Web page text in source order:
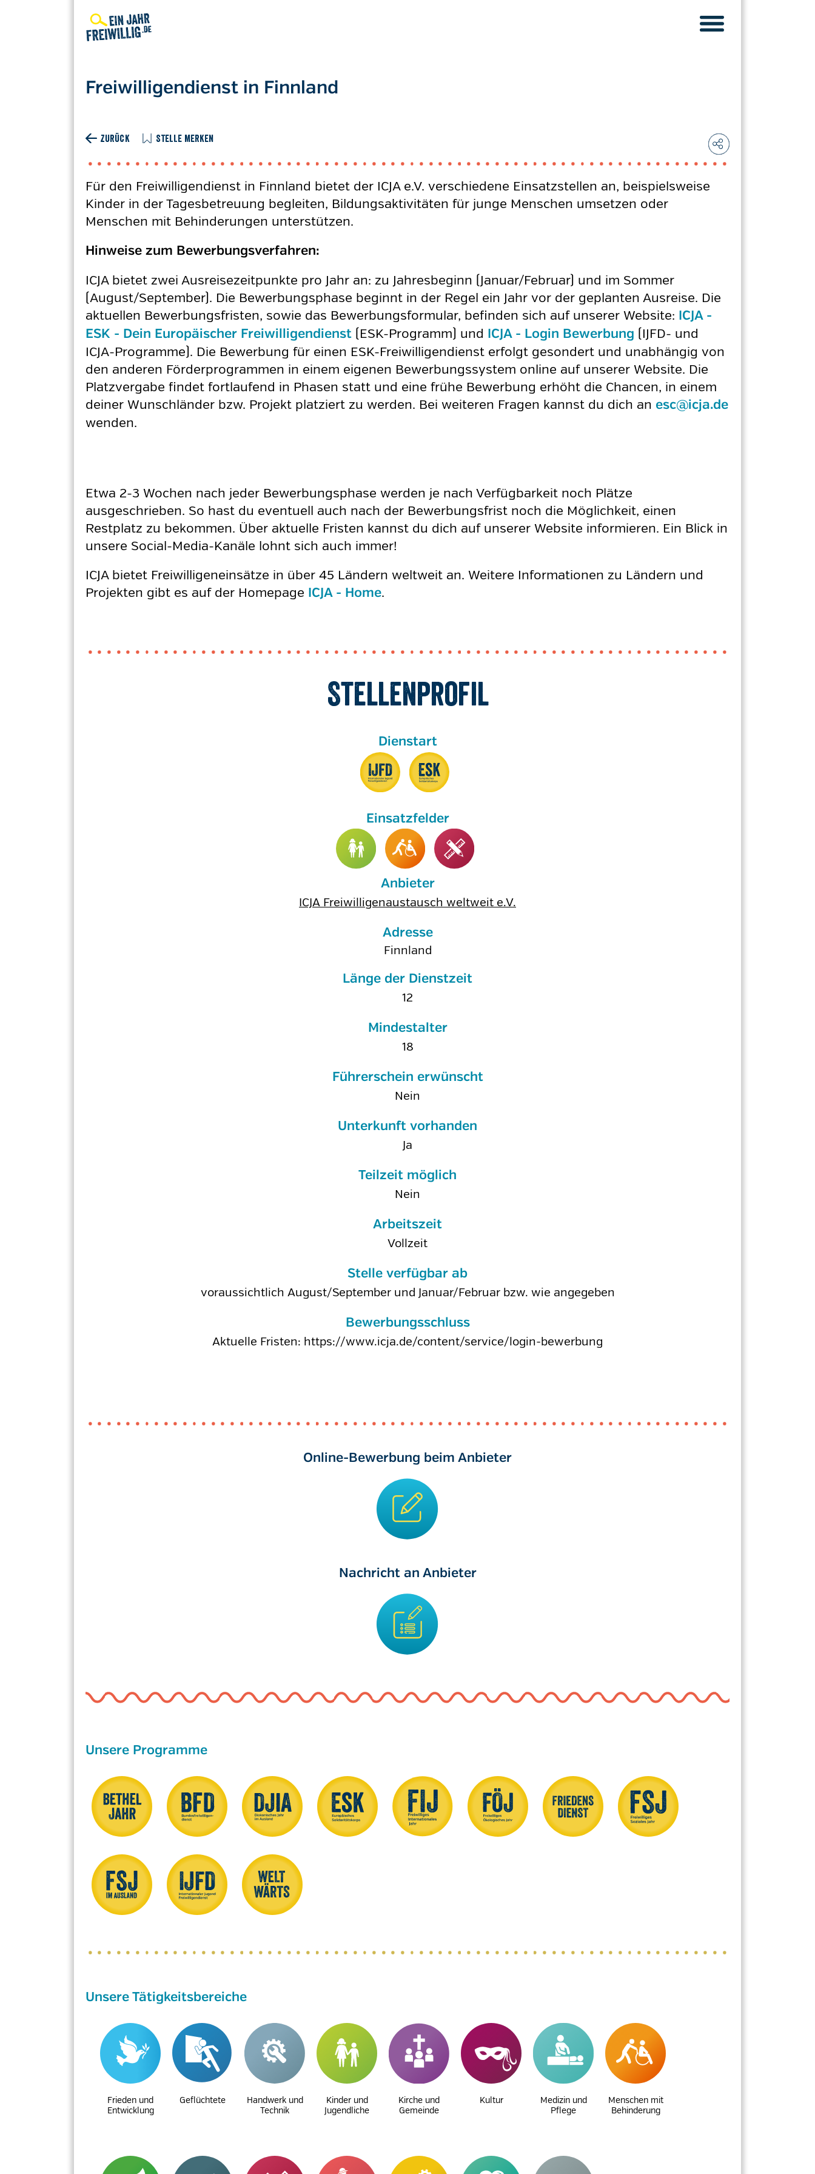
Freiwilligendienst in Finnland
ZURÜCK STELLE MERKEN
Für den Freiwilligendienst in Finnland bietet der ICJA e.V. verschiedene Einsatzstellen an, beispielsweise
Kinder in der Tagesbetreuung begleiten, Bildungsaktivitäten für junge Menschen umsetzen oder
Menschen mit Behinderungen unterstützen.
Hinweise zum Bewerbungsverfahren:
ICJA bietet zwei Ausreisezeitpunkte pro Jahr an: zu Jahresbeginn (Januar/Februar) und im Sommer
(August/September). Die Bewerbungsphase beginnt in der Regel ein Jahr vor der geplanten Ausreise. Die
aktuellen Bewerbungsfristen, sowie das Bewerbungsformular, befinden sich auf unserer Website:
ICJA -
ESK - Dein Europäischer Freiwilligendienst (ESK-Programm) und ICJA - Login Bewerbung (IJFD- und
ICJA-Programme). Die Bewerbung für einen ESK-Freiwilligendienst erfolgt gesondert und unabhängig von
den anderen Förderprogrammen in einem eigenen Bewerbungssystem online auf unserer Website. Die
Platzvergabe findet fortlaufend in Phasen statt und eine frühe Bewerbung erhöht die Chancen, in einem
deiner Wunschländer bzw. Projekt platziert zu werden. Bei weiteren Fragen kannst du dich an esc@icja.de
wenden.
Etwa 2-3 Wochen nach jeder Bewerbungsphase werden je nach Verfügbarkeit noch Plätze
ausgeschrieben. So hast du eventuell auch nach der Bewerbungsfrist noch die Möglichkeit, einen
Restplatz zu bekommen. Über aktuelle Fristen kannst du dich auf unserer Website informieren. Ein Blick in
unsere Social-Media-Kanäle lohnt sich auch immer!
ICJA bietet Freiwilligeneinsätze in über 45 Ländern weltweit an. Weitere Informationen zu Ländern und
Projekten gibt es auf der Homepage
ICJA - Home.
Stellenprofil
Anbieter
ICJA Freiwilligenaustausch weltweit e.V.
Adresse
Finnland
Länge der Dienstzeit
12
Mindestalter
18
Führerschein erwünscht
Nein
Unterkunft vorhanden
Ja
Teilzeit möglich
Nein
Arbeitszeit
Vollzeit
Stelle verfügbar ab
voraussichtlich August/September und Januar/Februar bzw. wie angegeben
Bewerbungsschluss
Aktuelle Fristen: https://www.icja.de/content/service/login-bewerbung
Online-Bewerbung beim Anbieter
Nachricht an Anbieter
Unsere Programme
Unsere Tätigkeitsbereiche
Frieden und
Entwicklung
Geflüchtete
Handwerk und
Technik
Kinder und
Jugendliche
Kirche und
Gemeinde
Kultur
Medizin und
Pflege
Menschen mit
Behinderung